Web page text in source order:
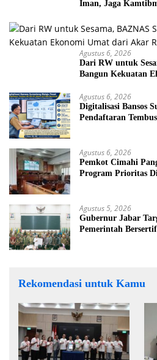
Iman, Jaga
Agustus 6, 2026
Dari RW untuk
Bangun Kekuatan
Agustus 6, 2026
Digitalisasi Bansos
Pendaftaran
Agustus 6, 2026
Pemkot Cimahi
Program Prioritas
Agustus 5, 2026
Gubernur Jabar
Pemerintah
Rekomendasi untuk Kamu